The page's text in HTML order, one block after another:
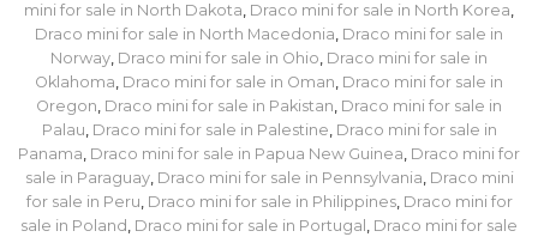
mini for sale in North Dakota, Draco mini for sale in North Korea,
Draco mini for sale in North Macedonia, Draco mini for sale in
Norway, Draco mini for sale in Ohio, Draco mini for sale in
Oklahoma, Draco mini for sale in Oman, Draco mini for sale in
Oregon, Draco mini for sale in Pakistan, Draco mini for sale in
Palau, Draco mini for sale in Palestine, Draco mini for sale in
Panama, Draco mini for sale in Papua New Guinea, Draco mini for
sale in Paraguay, Draco mini for sale in Pennsylvania, Draco mini
for sale in Peru, Draco mini for sale in Philippines, Draco mini for
sale in Poland , Draco mini for sale in Portugal , Draco mini for sale